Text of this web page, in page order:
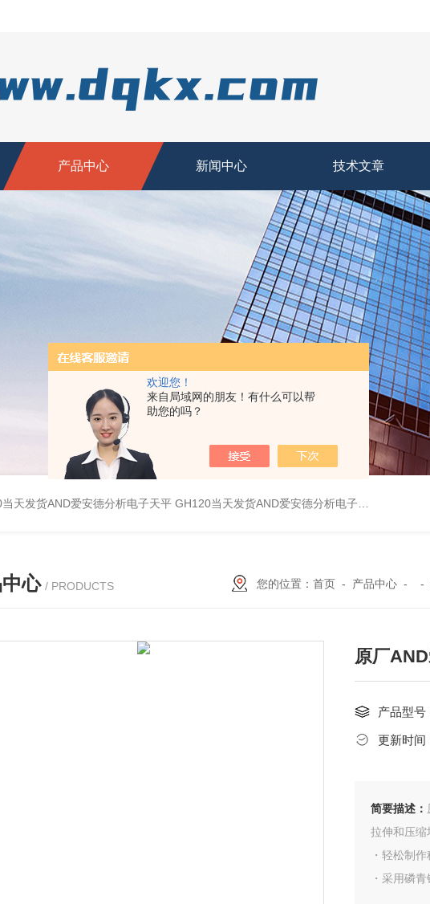
欢迎您！
来自局域网的朋友！有什么可以帮
助您的吗？
产品中心 新闻中心 技术文章
天发货AND爱安德分析电子天平 GH120当天发货AND爱安德分析电子天平 GH252
心 / PRODUCTS 您的位置： 首页- 产品中心- -
原厂
产品型号
更新时间
简要描述：
拉伸和压缩
・轻松制作
・采用磷